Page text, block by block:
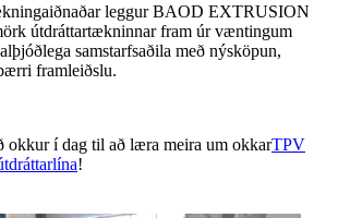
leggur BAOD EXTRUSION
útdráttartækninnar fram úr væntingum
samstarfsaðila með nýsköpun,
framleiðslu.
okkur í dag til að læra meira um okkarTPV
!